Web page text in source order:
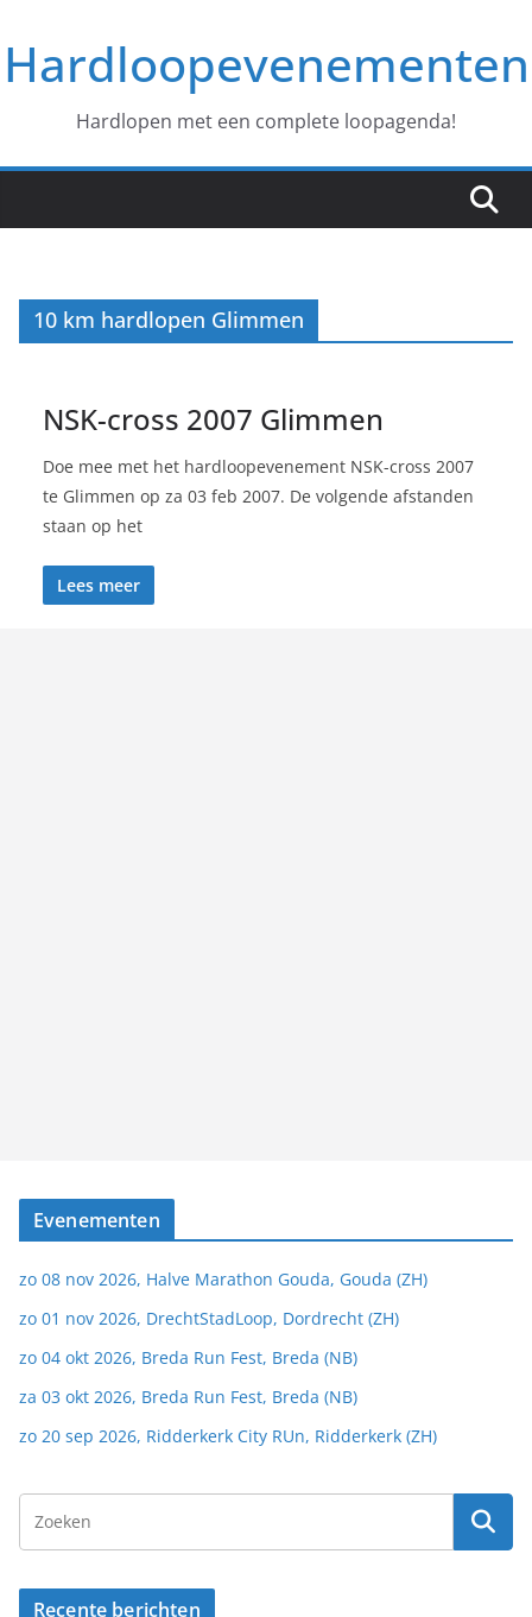
naar
deHardloopevenementen
Hardlopen met een complete loopagenda!
10 km hardlopen Glimmen
NSK-cross 2007 Glimmen
Doe mee met het hardloopevenement NSK-cross 2007
te Glimmen op za 03 feb 2007. De volgende afstanden
staan op het
Lees meer
Evenementen
zo 08 nov 2026, Halve Marathon Gouda, Gouda (ZH)
zo 01 nov 2026, DrechtStadLoop, Dordrecht (ZH)
zo 04 okt 2026, Breda Run Fest, Breda (NB)
za 03 okt 2026, Breda Run Fest, Breda (NB)
zo 20 sep 2026, Ridderkerk City RUn, Ridderkerk (ZH)
Recente berichten